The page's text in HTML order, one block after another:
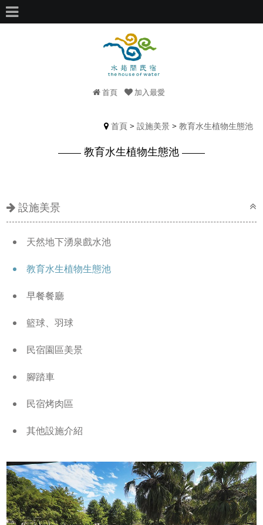
首頁 加入最愛
首頁> 設施美景> 教育水生植物生態池
教育水生植物生態池
設施美景
天然地下湧泉戲水池
教育水生植物生態池
早餐餐廳
籃球、羽球
民宿園區美景
腳踏車
民宿烤肉區
其他設施介紹